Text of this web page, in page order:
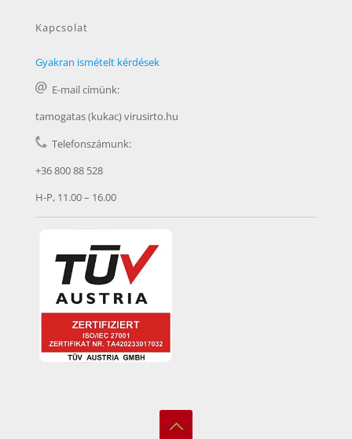
Kapcsolat
Gyakran ismételt kérdések
E-mail címünk:
tamogatas (kukac) virusirto.hu
Telefonszámunk:
+36 800 88 528
H-P, 11.00 – 16.00